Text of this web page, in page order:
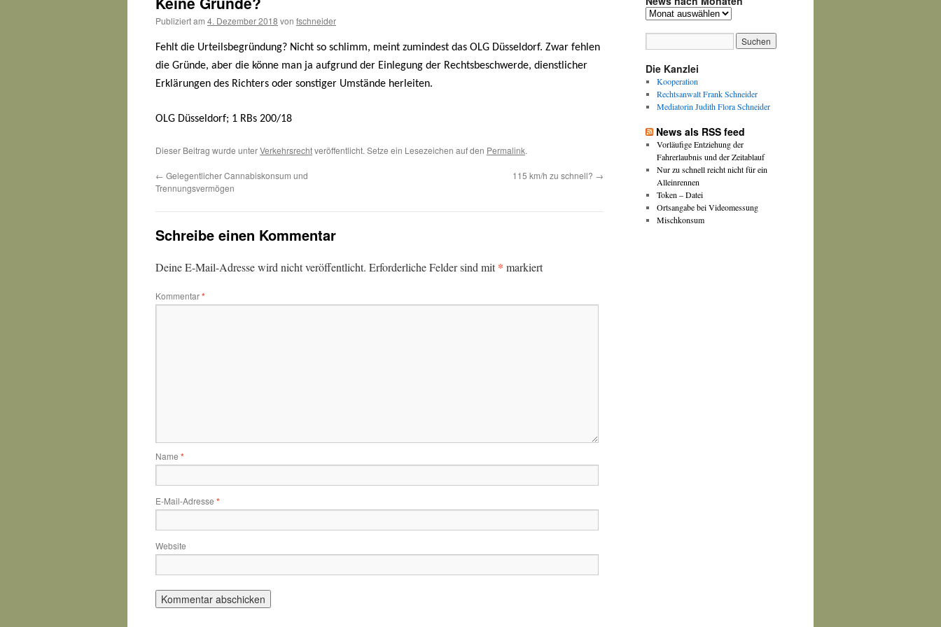
Publiziert am 4. Dezember 2018 von fschneider
Fehlt die Urteilsbegründung? Nicht so schlimm, meint zumindest das OLG Düsseldorf. Zwar fehlen
die Gründe, aber die könne man ja aufgrund der Einlegung der Rechtsbeschwerde, dienstlicher
Erklärungen des Richters oder sonstiger Umstände herleiten.
OLG Düsseldorf; 1 RBs 200/18
Dieser Beitrag wurde unterVerkehrsrechtveröffentlicht. Setze ein Lesezeichen auf den Permalink.
← Gelegentlicher Cannabiskonsum und
Trennungsvermögen
115 km/h zu schnell? →
Schreibe einen Kommentar
Deine E-Mail-Adresse wird nicht veröffentlicht. Erforderliche Felder sind mit* markiert
Kommentar*
Name *
E-Mail-Adresse *
Website
News
Die Kanzlei
Kooperation
Rechtsanwalt Frank Schneider
Mediatorin Judith Flora Schneider
News als RSS feed
Vorläufige Entziehung der
Fahrerlaubnis und der Zeitablauf
Nur zu schnell reicht nicht für ein
Alleinrennen
Token – Datei
Ortsangabe bei Videomessung
Mischkonsum